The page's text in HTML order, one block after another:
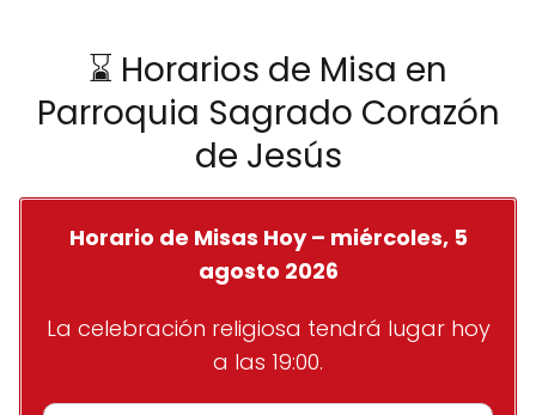
⌛ Horarios de Misa en
Parroquia Sagrado Corazón
de Jesús
Horario de Misas Hoy – miércoles, 5
agosto 2026
La celebración religiosa tendrá lugar hoy
a las 19:00.